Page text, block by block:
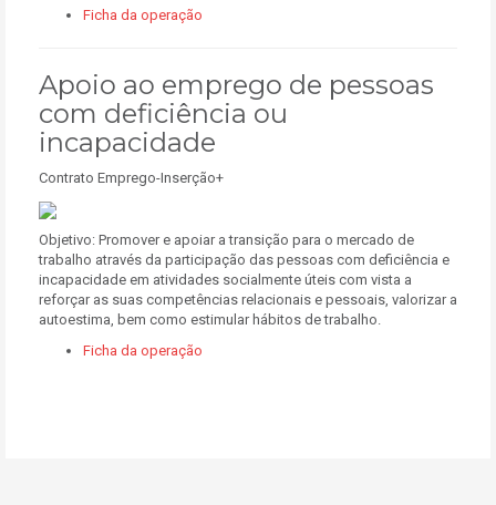
Ficha da operação
Apoio ao emprego de pessoas
com deficiência ou
incapacidade
Contrato Emprego-Inserção+
Objetivo: Promover e apoiar a transição para o mercado de
trabalho através da participação das pessoas com deficiência e
incapacidade em atividades socialmente úteis com vista a
reforçar as suas competências relacionais e pessoais, valorizar a
autoestima, bem como estimular hábitos de trabalho.
Ficha da operação